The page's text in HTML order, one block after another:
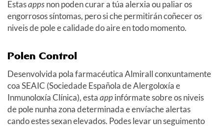
Estasappsnon poden curar a túa alerxia ou paliar os
engorrosos síntomas, pero si che permitirán coñecer os
niveis de pole e calidade do aire en todo momento.
Polen Control
Desenvolvida pola farmacéutica Almirall conxuntamente
coa SEAIC (Sociedade Española de Alergoloxía e
Inmunoloxía Clínica), estaappinfórmate sobre os niveis
de pole nunha zona determinada e envíache alertas
cando estes sexan elevados. Podes levar un seguimento